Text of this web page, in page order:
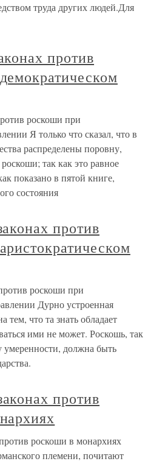
труда других людей.Для
против
роскоши при
Я только что сказал, что в
распределены поровну,
так как это равное
показано в пятой книге,
состояния
против
роскоши при
Дурно устроенная
тем, что та знать обладает
ими не может. Роскошь, так
умеренности, должна быть
против
роскоши в монархиях
племени, почитают